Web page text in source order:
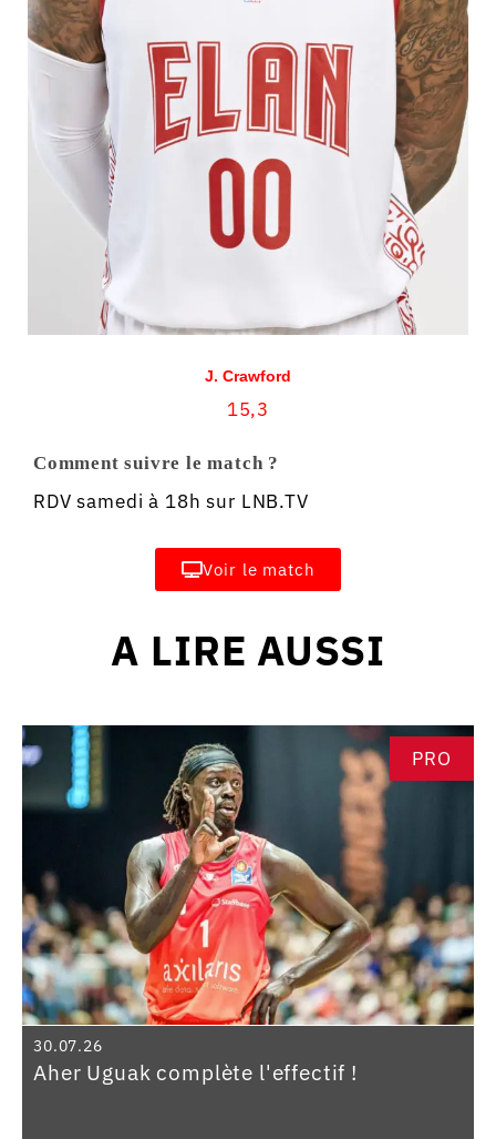
J. Crawford
15,3
Comment suivre le match ?
RDV samedi à 18h sur LNB.TV
Voir le match
A LIRE AUSSI
PRO
30.07.26
Aher Uguak complète l'effectif !